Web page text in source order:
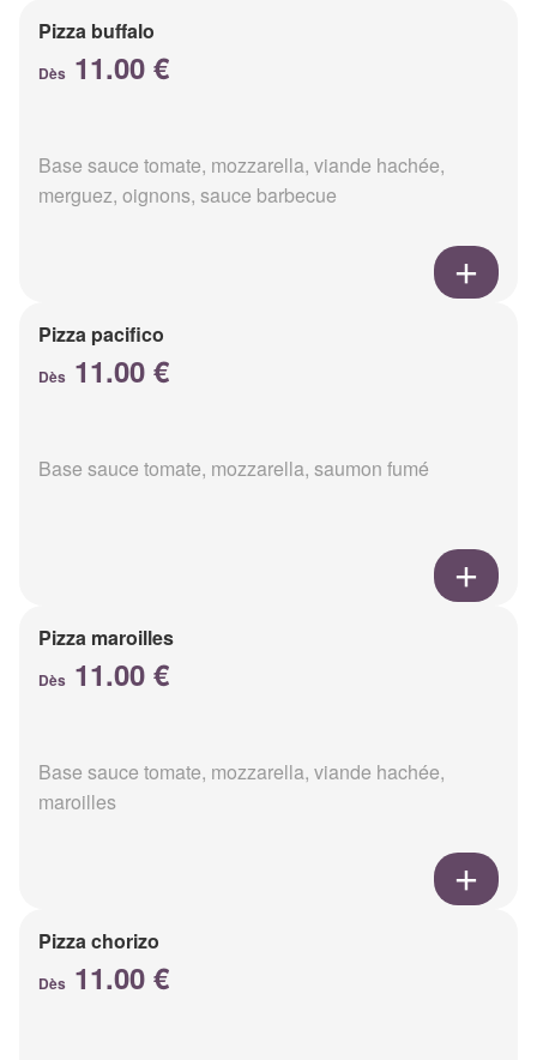
Pizza buffalo
Dès 11.00 €
Base sauce tomate, mozzarella, viande hachée,
merguez, oignons, sauce barbecue
Pizza pacifico
Dès 11.00 €
Base sauce tomate, mozzarella, saumon fumé
Pizza maroilles
Dès 11.00 €
Base sauce tomate, mozzarella, viande hachée,
maroilles
Pizza chorizo
Dès 11.00 €